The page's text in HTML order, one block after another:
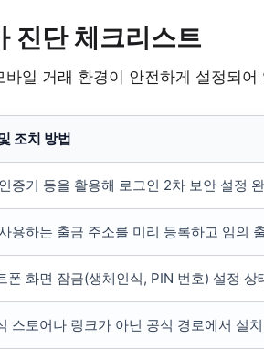
진단 체크리스트
일 거래 환경이 안전하게 설정되
조치 방법
증기 등을 활용해 로그인 2차 보안 설정
용하는 출금 주소를 미리 등록하고 임의
폰 화면 잠금(생체인식, PIN 번호) 설정 상
스토어나 링크가 아닌 공식 경로에서 설